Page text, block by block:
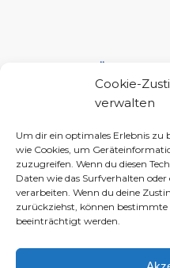
Cookie-
verwalten
Um dir ein optimales Erlebnis zu
wie Cookies, um
zuzugreifen. Wenn du diesen
Daten wie das Surfverhalten oder
verarbeiten. Wenn du deine
zurückziehst, können
beeinträchtigt werden.